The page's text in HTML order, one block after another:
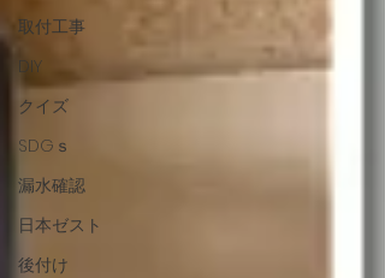
取付工事
DIY
クイズ
SDGｓ
漏水確認
日本ゼスト
後付け